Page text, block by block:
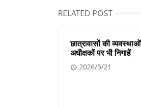
RELATED POST
छात्रावासों की
अधीक्षकों पर भी निगाहें
2026/5/21